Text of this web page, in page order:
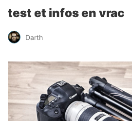
test et infos en vrac
Darth